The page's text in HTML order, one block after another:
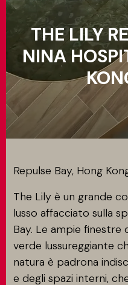
MAGAZINE
EVENTI
CONTATTI
MATCH APP
CERCA
AREA RISERVATA
THE LILY
NINA
Repulse Bay, Hong
The Lily è un grande
lusso affacciato sulla
Bay. Le ampie finestre
verde lussureggiante
natura è padrona
e degli spazi interni,